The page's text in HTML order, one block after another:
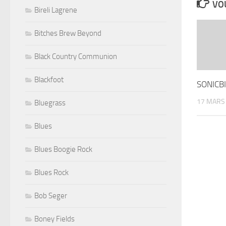
17
Bireli Lagrene
Bitches Brew Beyond
Black Country Communion
Blackfoot
Bluegrass
Blues
Blues Boogie Rock
Blues Rock
Bob Seger
Boney Fields